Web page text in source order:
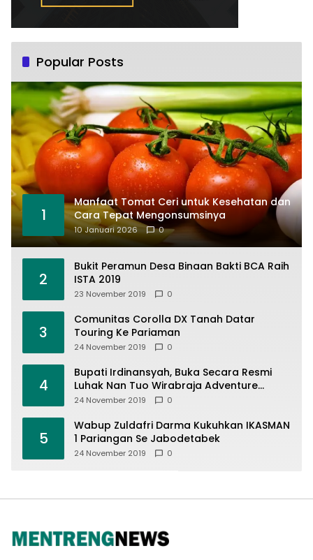
Popular Posts
1
Manfaat Tomat Ceri untuk Kesehatan dan
Cara Tepat Mengonsumsinya
10 Januari 2026 0
2
Bukit Peramun Desa Binaan Bakti BCA Raih
ISTA 2019
23 November 2019 0
3
Comunitas Corolla DX Tanah Datar
Touring Ke Pariaman
24 November 2019 0
4
Bupati Irdinansyah, Buka Secara Resmi
Luhak Nan Tuo Wirabraja Adventure
Offroad 2019
24 November 2019 0
5
Wabup Zuldafri Darma Kukuhkan IKASMAN
1 Pariangan Se Jabodetabek
24 November 2019 0